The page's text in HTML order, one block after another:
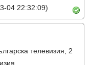
04 22:32:09)
телевизия, 2